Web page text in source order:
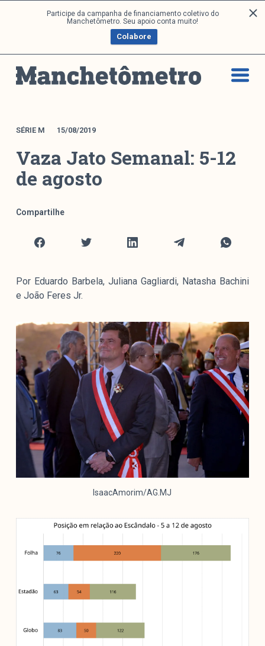
Participe da campanha de financiamento coletivo do
Manchetômetro. Seu apoio conta muito!
Colabore
a
p
e
Análises
DONI
Boletim M
M Facebook
M Instagram
Arquivos
Política Externa Brasileira
Entrevistas M
O Manchetômetro é um site de acompanhamento da
política produzido pelo Laboratório de Estudos de Mídia
e Esfera Pública (LEMEP). O LEMEP tem registro no
Institucional
Nossa História
Missão
Metodologia
Equipe
Na Mídia
SÉRIE M 15/08/2019
Vaza Jato Semanal: 5-12
de agosto
Compartilhe
Por Eduardo Barbela, Juliana Gagliardi, Natasha Bachini
e João Feres Jr.
IsaacAmorim/AG.MJ